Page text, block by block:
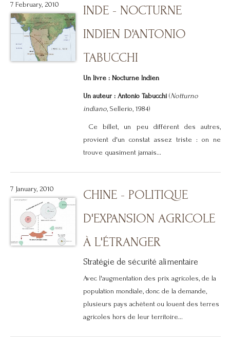
7 February, 2010
INDE - NOCTURNE
INDIEN D'ANTONIO
TABUCCHI
Un livre : Nocturne Indien
Un auteur : Antonio Tabucchi (Notturno
indiano, Sellerio, 1984)
Ce billet, un peu différent des autres,
provient d'un constat assez triste : on ne
trouve quasiment jamais...
7 January, 2010
CHINE - POLITIQUE
D'EXPANSION AGRICOLE
À L'ÉTRANGER
Stratégie de sécurité alimentaire
Avec l'augmentation des prix agricoles, de la
population mondiale, donc de la demande,
plusieurs pays achètent ou louent des terres
agricoles hors de leur territoire...